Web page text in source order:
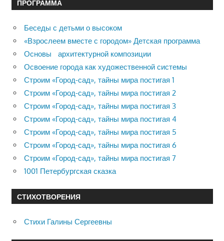
ПРОГРАММА
Беседы с детьми о высоком
«Взрослеем вместе с городом» Детская программа
Основы архитектурной композиции
Освоение города как художественной системы
Строим «Город-сад», тайны мира постигая 1
Строим «Город-сад», тайны мира постигая 2
Строим «Город-сад», тайны мира постигая 3
Строим «Город-сад», тайны мира постигая 4
Строим «Город-сад», тайны мира постигая 5
Строим «Город-сад», тайны мира постигая 6
Строим «Город-сад», тайны мира постигая 7
1001 Петербургская сказка
СТИХОТВОРЕНИЯ
Стихи Галины Сергеевны